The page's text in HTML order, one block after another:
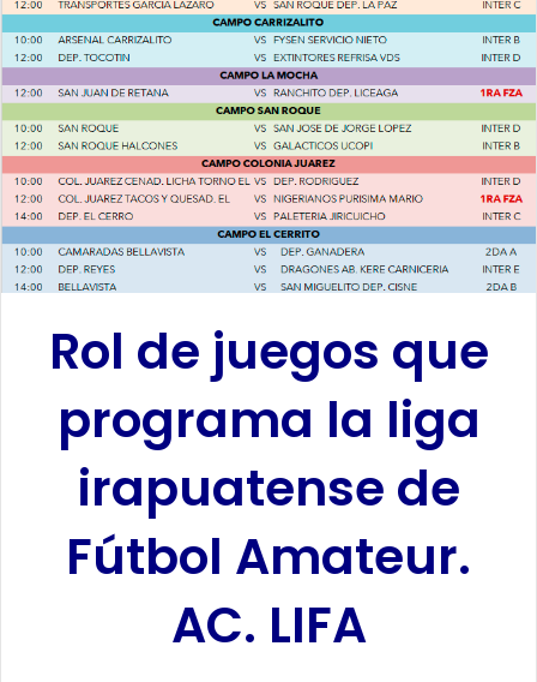
e
m
a
i
Rol de juegos que
programa la liga
irapuatense de
Fútbol Amateur.
AC. LIFA